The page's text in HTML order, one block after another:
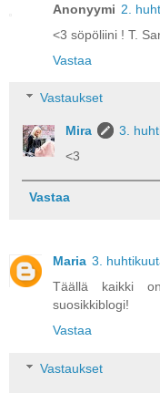
Anonyymi 2.
<3 söpöliini ! T.
Vastaa
Vastaukset
Mira
3.
<3
Vastaa
Maria 3.
Täällä kaikki
suosikkiblogi!
Vastaa
Vastaukset